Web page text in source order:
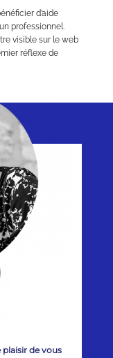
d’aide
professionnel.
visible sur le web
réflexe de
plaisir de vous